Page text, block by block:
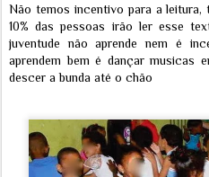
Não temos incentivo para a leitura,
10% das pessoas irão ler esse
juventude não aprende nem é
aprendem bem é dançar musicas
descer a bunda até o chão